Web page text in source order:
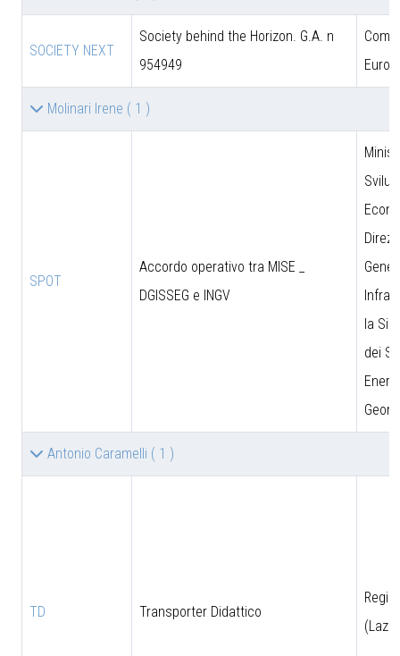
SOCIETY NEXT
Society behind the Horizon. G.A. n
954949
Molinari Irene ( 1 )
SPOT
Accordo operativo tra MISE _
DGISSEG e INGV
la
dei
Antonio Caramelli ( 1 )
TD Transporter Didattico